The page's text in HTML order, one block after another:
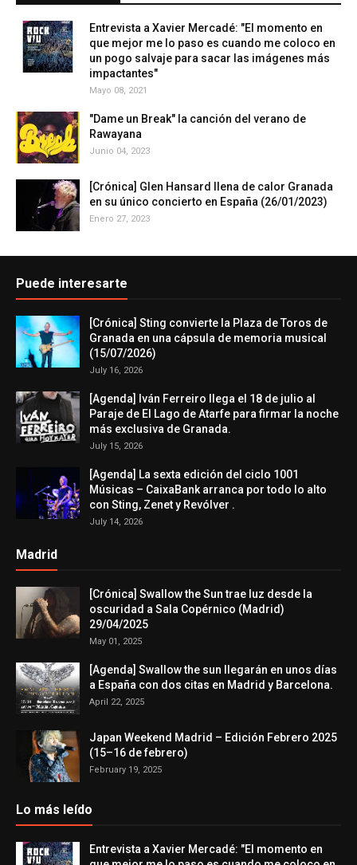
Entrevista a Xavier Mercadé: "El momento en
que mejor me lo paso es cuando me coloco en
un pogo salvaje para sacar las imágenes más
impactantes"
Mayo 08, 2021
"Dame un Break" la canción del verano de
Rawayana
Junio 04, 2023
[Crónica] Glen Hansard llena de calor Granada
en su único concierto en España (26/01/2023)
Enero 27, 2023
Puede interesarte
[Crónica] Sting convierte la Plaza de Toros de
Granada en una cápsula de memoria musical
(15/07/2026)
July 16, 2026
[Agenda] Iván Ferreiro llega el 18 de julio al
Paraje de El Lago de Atarfe para firmar la noche
más exclusiva de Granada.
July 15, 2026
[Agenda] La sexta edición del ciclo 1001
Músicas – CaixaBank arranca por todo lo alto
con Sting, Zenet y Revólver .
July 14, 2026
Madrid
[Crónica] Swallow the Sun trae luz desde la
oscuridad a Sala Copérnico (Madrid)
29/04/2025
May 01, 2025
[Agenda] Swallow the sun llegarán en unos días
a España con dos citas en Madrid y Barcelona.
April 22, 2025
Japan Weekend Madrid – Edición Febrero 2025
(15–16 de febrero)
February 19, 2025
Lo más leído
Entrevista a Xavier Mercadé: "El momento en